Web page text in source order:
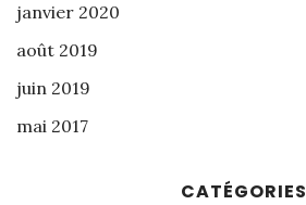
janvier 2020
août 2019
juin 2019
mai 2017
CATÉGORIES